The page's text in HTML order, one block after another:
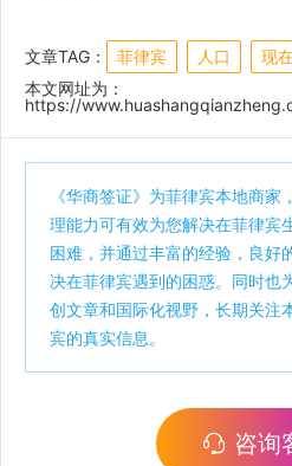
文章TAG： 菲律宾 人口 现
本文网址为：
https://
《华商签证》为菲律宾本地商家
理能力可有效为您解决在菲律宾
困难，并通过丰富的经验，良好
决在菲律宾遇到的困惑。同时也
创文章和国际化视野，长期关注
宾的真实信息。
咨询